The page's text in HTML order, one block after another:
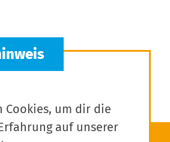
Cookies, um dir die
auf unserer